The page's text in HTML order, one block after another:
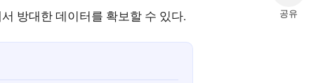
방대한 데이터를 확보할 수 있다. 공유